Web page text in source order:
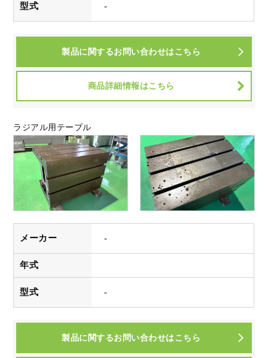
型式 -
製品に関するお問い合わせはこちら
商品詳細情報はこちら
ラジアル用テーブル
メーカー -
年式
型式 -
製品に関するお問い合わせはこちら